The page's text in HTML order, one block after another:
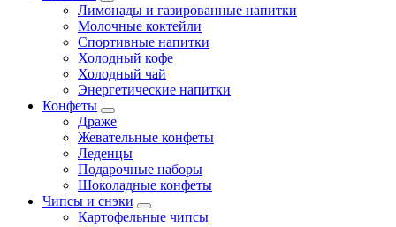
Лимонады и газированные напитки
Молочные коктейли
Спортивные напитки
Холодный кофе
Холодный чай
Энергетические напитки
Конфеты
Драже
Жевательные конфеты
Леденцы
Подарочные наборы
Шоколадные конфеты
Чипсы и снэки
Картофельные чипсы